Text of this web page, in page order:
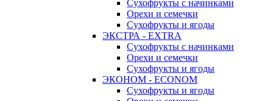
Сухофрукты с начинками
Орехи и семечки
Сухофрукты и ягоды
ЭКСТРА - EXTRA
Сухофрукты с начинками
Орехи и семечки
Сухофрукты и ягоды
ЭКОНОМ - ECONOM
Сухофрукты и ягоды